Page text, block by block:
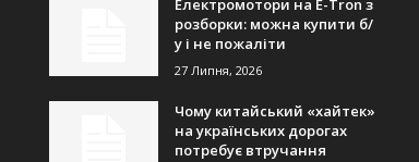
Електромотори на E-Tron з
розборки: можна купити б/
у і не пожаліти
27 Липня, 2026
Чому китайський «хайтек»
на українських дорогах
потребує втручання